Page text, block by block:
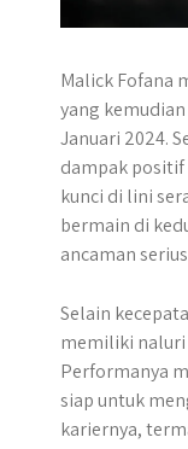
Malick Fofana
yang
Januari 2024.
dampak positif
kunci di lini
bermain di
ancaman
Selain
memiliki naluri
Performanya
siap untuk
kariernya,